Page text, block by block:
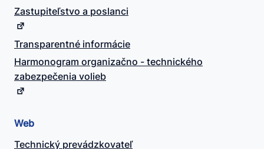
Zastupiteľstvo a poslanci
Transparentné informácie
Harmonogram organizačno - technického
zabezpečenia volieb
Web
Technický prevádzkovateľ